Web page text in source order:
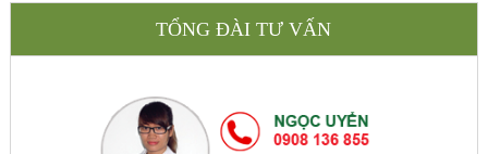
TỔNG ĐÀI TƯ VẤN